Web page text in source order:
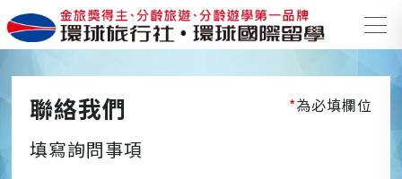
聯絡我們 *為必填欄位
填寫詢問事項